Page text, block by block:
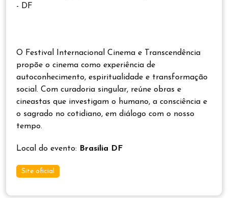
- DF
O Festival Internacional Cinema e Transcendência
propõe o cinema como experiência de
autoconhecimento, espiritualidade e transformação
social. Com curadoria singular, reúne obras e
cineastas que investigam o humano, a consciência e
o sagrado no cotidiano, em diálogo com o nosso
tempo.
Local do evento: Brasília DF
Site oficial